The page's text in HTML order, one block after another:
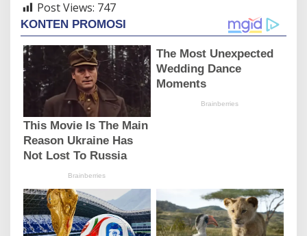
Post Views: 747